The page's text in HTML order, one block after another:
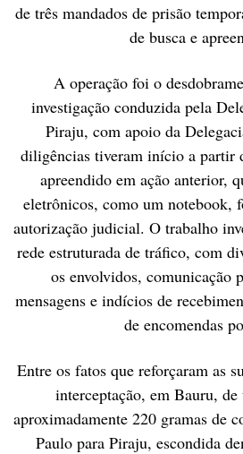
de três mandados de prisão
de busca e
A operação foi o
investigação conduzida pela
Piraju, com apoio da
diligências tiveram início a partir
apreendido em ação anterior,
eletrônicos, como um notebook,
autorização judicial. O trabalho
rede estruturada de tráfico, com
os envolvidos, comunicação
mensagens e indícios de
de encomendas
Entre os fatos que reforçaram as
interceptação, em Bauru, de
aproximadamente 220 gramas de
Paulo para Piraju, escondida